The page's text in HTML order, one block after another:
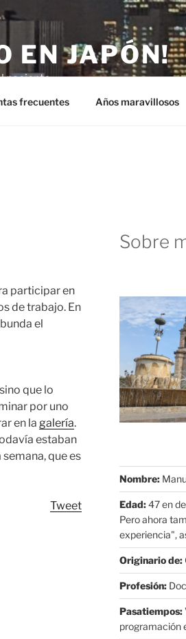
EN JAPÓN!
naciente.
frecuentes Años maravillosos
participar en
de trabajo. En
el
que lo
por uno
en la galería.
estaban
que es
Tweet
Sobre
Nombre:
Edad:47 en
Pero ahora
experiencia",
Originario de:
Profesión:
Pasatiempos:
programación